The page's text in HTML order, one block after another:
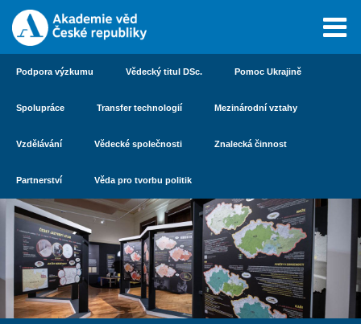
Podpora výzkumu Vědecký titul DSc. Pomoc Ukrajině
Spolupráce Transfer technologií Mezinárodní vztahy
Vzdělávání Vědecké společnosti Znalecká činnost
Partnerství Věda pro tvorbu politik